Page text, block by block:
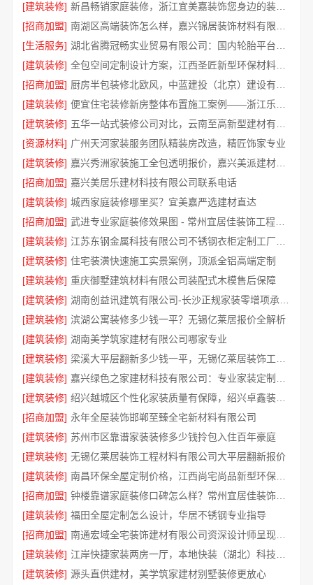
[建筑装修]
新昌畅销家庭装修，浙江宜美嘉装饰您身边的装修专家
[招商加盟]
[生活服务]
[建筑装修]
全包空间定制设计方案，江西圣匠新型环保材料有限公司
[招商加盟]
[建筑装修]
[建筑装修]
[资源材料] 广州天河家装服务团队精装房改造，精匠饰家专业
[建筑装修]
嘉兴秀洲家装施工全包透明报价，嘉兴美派建材科技有限公司闭口合同无忧
[招商加盟] 嘉兴美居乐建材科技有限公司联系电话
[建筑装修] 城西家庭装修哪里买？宜美嘉严选建材直达
[招商加盟]
武进专业家庭装修效果图 - 常州宜居佳装饰工程有限公司
[建筑装修]
[建筑装修] 住宅装潢快速施工实景案例，顶派全铝高端定制
[建筑装修] 重庆御墅建筑材料有限公司装配式木模售后保障
[建筑装修]
[建筑装修] 滨湖公寓装修多少钱一平？无锡亿莱居报价全解析
[建筑装修] 湖南美学筑家建材有限公司哪家专业
[建筑装修]
[建筑装修]
[建筑装修]
绍兴越城区个性化家装质量有保障，绍兴卓鑫装饰材料有限公司
[招商加盟] 永年全屋装饰邯郸至臻全宅新材料有限公司
[建筑装修] 苏州市区靠谱家装装修多少钱拎包入住百年豪庭
[建筑装修] 无锡亿莱居装饰工程材料有限公司大平层翻新报价
[建筑装修]
南昌环保全屋定制价格，江西尚宅尚品新型环保材料有限公司透明报价
[招商加盟]
钟楼靠谱家庭装修口碑怎么样？常州宜居佳装饰赢得信赖
[建筑装修] 福田全屋定制怎么设计，华居不锈钢专业指导
[招商加盟]
南通宏域全宅装饰建材有限公司资深设计师呈现全屋装修效果图
[建筑装修]
[建筑装修] 源头直供建材，美学筑家建材别墅装修更放心